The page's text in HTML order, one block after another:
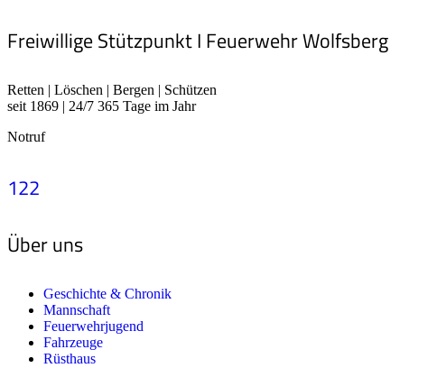
Freiwillige Stützpunkt I Feuerwehr Wolfsberg
Retten | Löschen | Bergen | Schützen
seit 1869 | 24/7 365 Tage im Jahr
Notruf
122
Über uns
Geschichte & Chronik
Mannschaft
Feuerwehrjugend
Fahrzeuge
Rüsthaus